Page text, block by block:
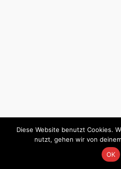
Diese Website benutzt Cookies.
nutzt, gehen wir von
OK